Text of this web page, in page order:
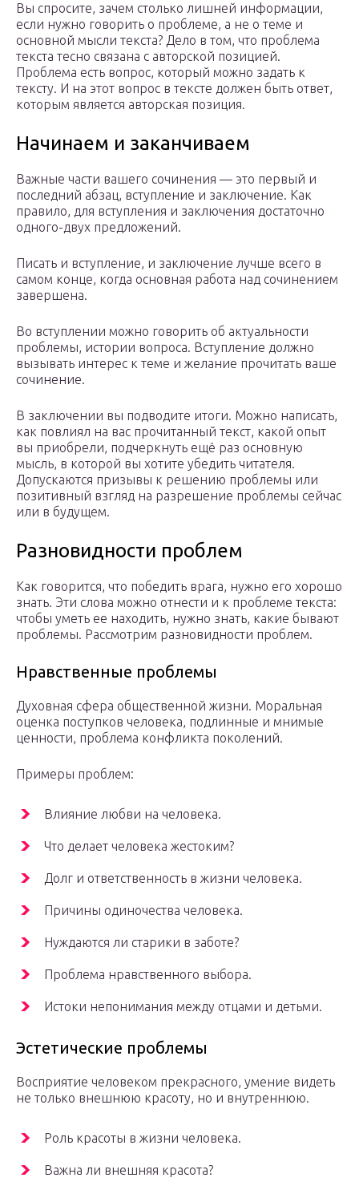
Вы спросите, зачем столько лишней информации,
если нужно говорить о проблеме, а не о теме и
основной мысли текста? Дело в том, что проблема
текста тесно связана с авторской позицией.
Проблема есть вопрос, который можно задать к
тексту. И на этот вопрос в тексте должен быть ответ,
которым является авторская позиция.
Начинаем и заканчиваем
Важные части вашего сочинения — это первый и
последний абзац, вступление и заключение. Как
правило, для вступления и заключения достаточно
одного-двух предложений.
Писать и вступление, и заключение лучше всего в
самом конце, когда основная работа над сочинением
завершена.
Во вступлении можно говорить об актуальности
проблемы, истории вопроса. Вступление должно
вызывать интерес к теме и желание прочитать ваше
сочинение.
В заключении вы подводите итоги. Можно написать,
как повлиял на вас прочитанный текст, какой опыт
вы приобрели, подчеркнуть ещё раз основную
мысль, в которой вы хотите убедить читателя.
Допускаются призывы к решению проблемы или
позитивный взгляд на разрешение проблемы сейчас
или в будущем.
Разновидности проблем
Как говорится, что победить врага, нужно его хорошо
знать. Эти слова можно отнести и к проблеме текста:
чтобы уметь ее находить, нужно знать, какие бывают
проблемы. Рассмотрим разновидности проблем.
Нравственные проблемы
Духовная сфера общественной жизни. Моральная
оценка поступков человека, подлинные и мнимые
ценности, проблема конфликта поколений.
Примеры проблем:
Влияние любви на человека.
Что делает человека жестоким?
Долг и ответственность в жизни человека.
Причины одиночества человека.
Нуждаются ли старики в заботе?
Проблема нравственного выбора.
Истоки непонимания между отцами и детьми.
Эстетические проблемы
Восприятие человеком прекрасного, умение видеть
не только внешнюю красоту, но и внутреннюю.
Роль красоты в жизни человека.
Важна ли внешняя красота?